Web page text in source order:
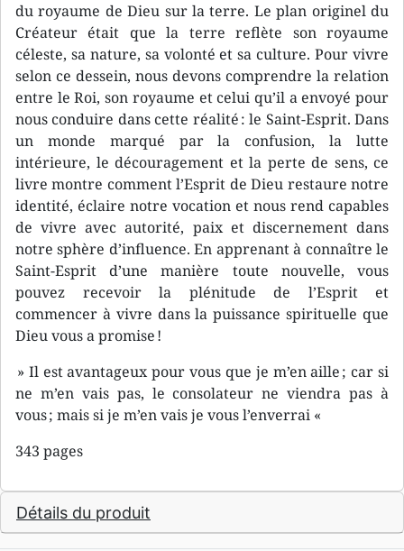
du royaume de Dieu sur la terre. Le plan originel du
Créateur était que la terre reflète son royaume
céleste, sa nature, sa volonté et sa culture. Pour vivre
selon ce dessein, nous devons comprendre la relation
entre le Roi, son royaume et celui qu’il a envoyé pour
nous conduire dans cette réalité : le Saint-Esprit. Dans
un monde marqué par la confusion, la lutte
intérieure, le découragement et la perte de sens, ce
livre montre comment l’Esprit de Dieu restaure notre
identité, éclaire notre vocation et nous rend capables
de vivre avec autorité, paix et discernement dans
notre sphère d’influence. En apprenant à connaître le
Saint-Esprit d’une manière toute nouvelle, vous
pouvez recevoir la plénitude de l’Esprit et
commencer à vivre dans la puissance spirituelle que
Dieu vous a promise !
» Il est avantageux pour vous que je m’en aille ; car si
ne m’en vais pas, le consolateur ne viendra pas à
vous ; mais si je m’en vais je vous l’enverrai «
343 pages
Détails du produit